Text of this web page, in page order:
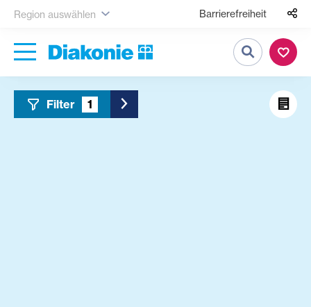
Region auswählen Barrierefreiheit
Suche
Filter 1 Toggle Sidebar Filter